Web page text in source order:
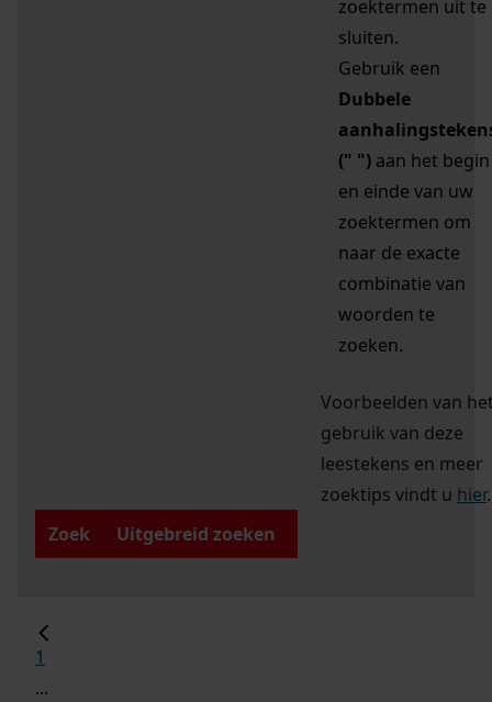
zoektermen uit te
sluiten.
Gebruik een
Dubbele
(" ") aan het begin
en einde van uw
zoektermen om
naar de exacte
combinatie van
woorden te
zoeken.
Voorbeelden van
gebruik van deze
leestekens en meer
zoektips vindt u hier.
Zoek
Uitgebreid zoeken
1
...